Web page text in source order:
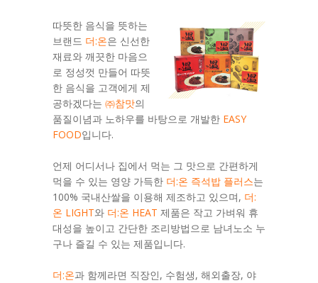
따뜻한 음식을 뜻하는
브랜드 더:온은 신선한
재료와 깨끗한 마음으
로 정성껏 만들어 따뜻
한 음식을 고객에게 제
공하겠다는 ㈜참맛의
품질이념과 노하우를 바탕으로 개발한 EASY
FOOD입니다.
언제 어디서나 집에서 먹는 그 맛으로 간편하게
먹을 수 있는 영양 가득한 더:온 즉석밥 플러스는
100% 국내산쌀을 이용해 제조하고 있으며, 더:
온 LIGHT와 더:온 HEAT 제품은 작고 가벼워 휴
대성을 높이고 간단한 조리방법으로 남녀노소 누
구나 즐길 수 있는 제품입니다.
더:온과 함께라면 직장인, 수험생, 해외출장, 야